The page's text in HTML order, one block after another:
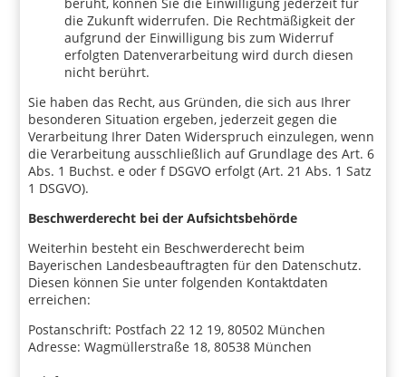
die Zukunft widerrufen. Die Rechtmäßigkeit der
aufgrund der Einwilligung bis zum Widerruf
erfolgten Datenverarbeitung wird durch diesen
nicht berührt.
Sie haben das Recht, aus Gründen, die sich aus Ihrer
besonderen Situation ergeben, jederzeit gegen die
Verarbeitung Ihrer Daten Widerspruch einzulegen, wenn
die Verarbeitung ausschließlich auf Grundlage des Art. 6
Abs. 1 Buchst. e oder f DSGVO erfolgt (Art. 21 Abs. 1 Satz
1 DSGVO).
Beschwerderecht bei der Aufsichtsbehörde
Weiterhin besteht ein Beschwerderecht beim
Bayerischen Landesbeauftragten für den Datenschutz.
Diesen können Sie unter folgenden Kontaktdaten
erreichen:
Postanschrift: Postfach 22 12 19, 80502 München
Adresse: Wagmüllerstraße 18, 80538 München